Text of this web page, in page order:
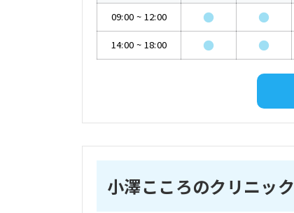
09:00 ~ 12:00 ● ●
14:00 ~ 18:00 ● ●
小澤こころのクリニック